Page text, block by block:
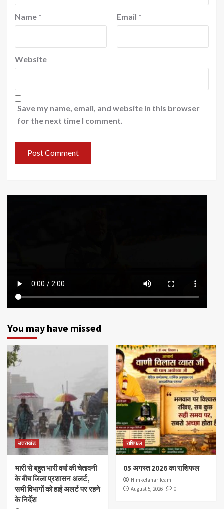
Name * Email *
Website
Save my name, email, and website in this browser
for the next time I comment.
You may have missed
उत्तराखंड
भारी से बहुत भारी वर्षा की चेतावनी
के बीच जिला प्रशासन अलर्ट,
सभी विभागों को हाई अलर्ट पर रहने
के निर्देश
राशिफल
05 अगस्त 2026 का राशिफल
Himkelahar Team
August 5, 2026
0